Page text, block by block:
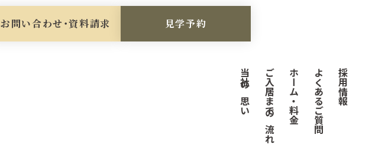
お問い合わせ・資料請求 見学予約
当社の思い ご入居までの流れ ホーム・料金 よくあるご質問 採用情報